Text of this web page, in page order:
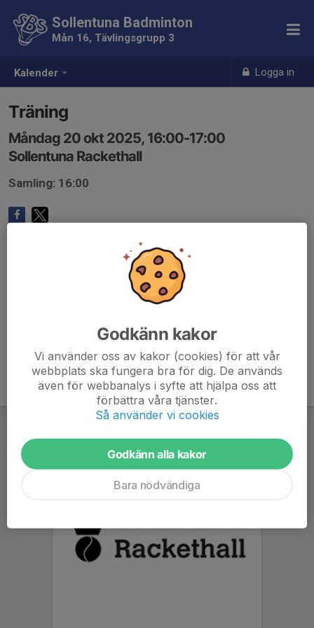
Kalender Logga in
Sollentuna Badminton
Mån 16, Tävlingsgrupp 3
Träning
Måndag 20 okt 2025, 16:00-17:00
Sollentuna Rackethall
Samling: 16:00
Godkänn kakor
Vi använder oss av kakor (cookies) för att vår
webbplats ska fungera bra för dig. De används
även för webbanalys i syfte att hjälpa oss att
förbättra våra tjänster.
Så använder vi cookies
Godkänn alla kakor
Bara nödvändiga